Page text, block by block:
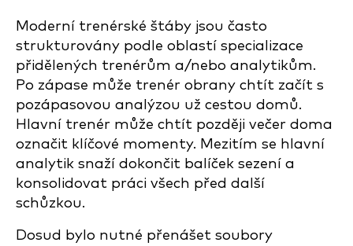
Moderní trenérské štáby jsou často
strukturovány podle oblastí specializace
přidělených trenérům a/nebo analytikům.
Po zápase může trenér obrany chtít začít s
pozápasovou analýzou už cestou domů.
Hlavní trenér může chtít později večer doma
označit klíčové momenty. Mezitím se hlavní
analytik snaží dokončit balíček sezení a
konsolidovat práci všech před další
schůzkou.
Dosud bylo nutné přenášet soubory